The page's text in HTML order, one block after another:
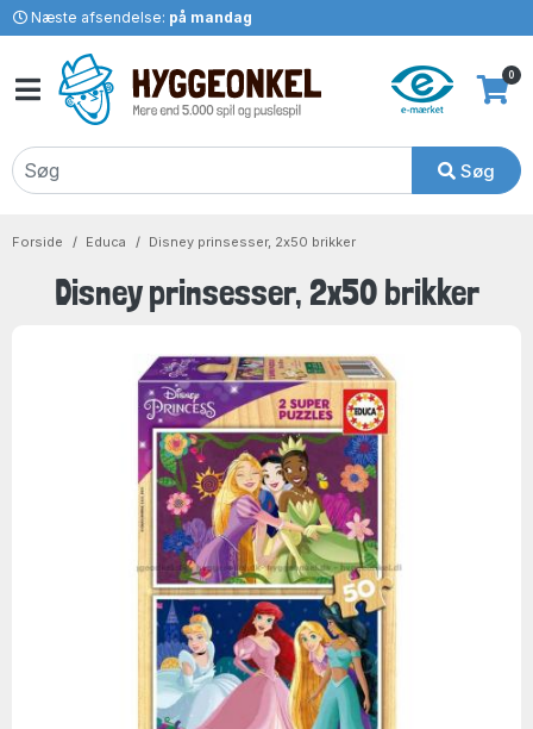
Næste afsendelse: på mandag
Søg
0
Forside Educa Disney prinsesser, 2x50 brikker
Disney prinsesser, 2x50 brikker